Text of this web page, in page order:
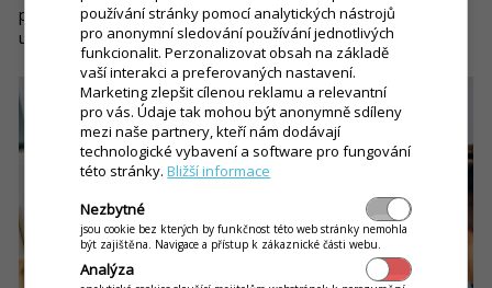
přebere, nemá čas být obchodníkem. Ale toto může systém
udělat za vás.
používání stránky pomocí analytických nástrojů
pro anonymní sledování používání jednotlivých
funkcionalit. Perzonalizovat obsah na základě
vaší interakci a preferovaných nastavení.
Marketing zlepšit cílenou reklamu a relevantní
pro vás. Údaje tak mohou být anonymně sdíleny
mezi naše partnery, kteří nám dodávají
technologické vybavení a software pro fungování
této stránky.Bližší informace
Nezbytné
jsou cookie bez kterých by funkčnost této web stránky nemohla
být zajištěna. Navigace a přístup k zákaznické části webu.
Analýza